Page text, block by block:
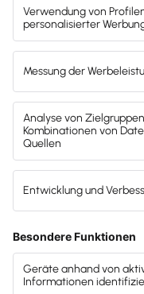
Beratung
Kostendruck
und ein klares
Geschäftszahlen.
ist in der Lage,
reagieren.
Dabei ist gerade für
die
Steuerberater
Ressourcen und
deren